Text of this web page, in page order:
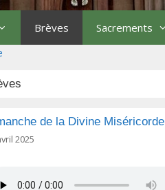
Brèves Sacrements
de la Divine Miséricorde
2025